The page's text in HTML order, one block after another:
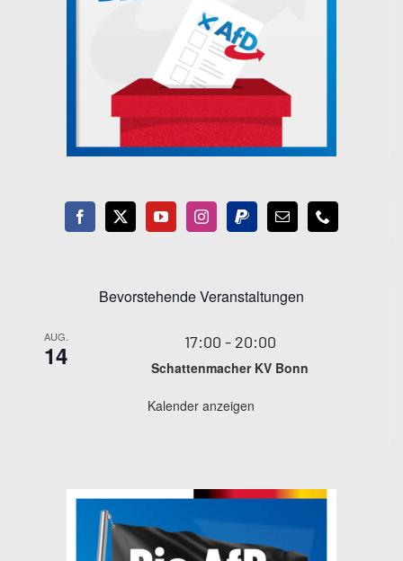
Bevorstehende Veranstaltungen
AUG.
14 17:00 - 20:00
Schattenmacher KV Bonn
Kalender anzeigen